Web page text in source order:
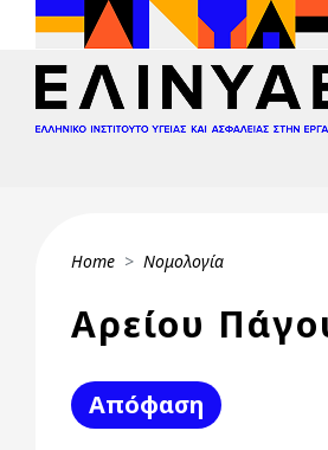
Skip to main content
Breadcrumb
Home Νομολογία
Αρείου
Απόφαση